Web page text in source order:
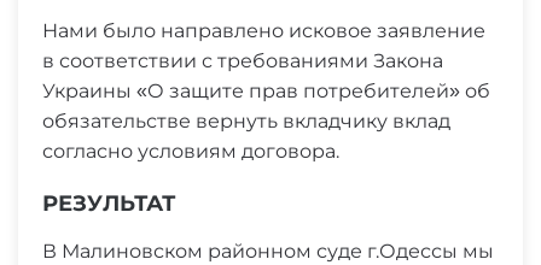
Нами было направлено исковое заявление
в соответствии с требованиями Закона
Украины «О защите прав потребителей» об
обязательстве вернуть вкладчику вклад
согласно условиям договора.
РЕЗУЛЬТАТ
В Малиновском районном суде г.Одессы мы